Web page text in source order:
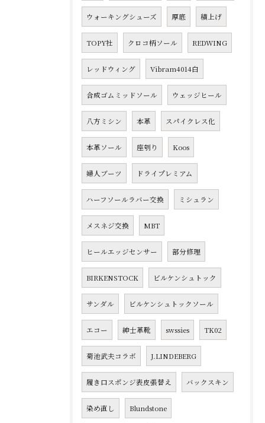
ウォーキングシューズ 厚底 積上げ
TOPY社 クロコ柄ソール REDWING
レッドウィング Vibram4014白
合成ゴムミッドソール ウェッジヒール
八方ミシン 本革 スパイクレス化
本革ソール 座刳り Koos
婦人ブーツ ドライプレミアム
ハーフソールラバー交換 ミシュラン
メスネジ交換 MBT
ヒールエッジセンサー 部分修理
BIRKENSTOCK ビルケンシュトック
サンダル ビルケンシュトックソール
エコー 紳士革靴 swssies TK02
菊池武夫コラボ J.LINDEBERG
履き口スポンジ表皮張替え バックスキン
染め直し Blundstone